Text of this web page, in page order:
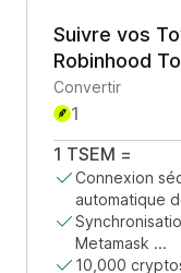
Suivre vos
Robinhood
Convertir
1 TSEM =
Connexion
automatique
Metamask ...
10,000